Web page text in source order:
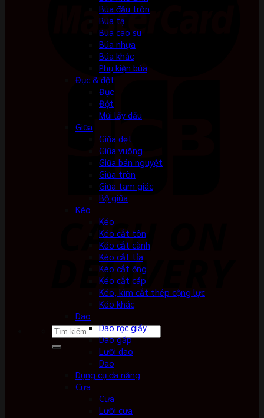
Tìm
Búa đầu tròn
Búa tạ
Búa cao su
Búa nhựa
Búa khác
Phụ kiện búa
Đục & đột
Đục
Đột
Mũi lấy dấu
Giũa
Giũa dẹt
Giũa vuông
Giũa bán nguyệt
Giũa tròn
Giũa tam giác
Bộ giũa
Kéo
Kéo
Kéo cắt tôn
Kéo cắt cành
Kéo cắt tỉa
Kéo cắt ống
Kéo cắt cáp
Kéo, kìm cắt thép cộng lực
Kéo khác
Dao
Dao rọc giấy
Dao gấp
Lưỡi dao
Dao
Dụng cụ đa năng
Cưa
Cưa
Lưỡi cưa